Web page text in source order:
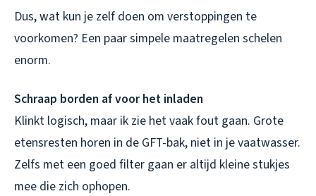
Dus, wat kun je zelf doen om verstoppingen te
voorkomen? Een paar simpele maatregelen schelen
enorm.
Schraap borden af voor het inladen
Klinkt logisch, maar ik zie het vaak fout gaan. Grote
etensresten horen in de GFT-bak, niet in je vaatwasser.
Zelfs met een goed filter gaan er altijd kleine stukjes
mee die zich ophopen.